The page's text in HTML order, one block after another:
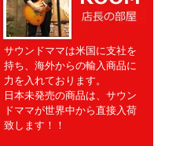
サウンドママは米国に支社を
持ち、海外からの輸入商品に
力を入れております。
日本未発売の商品は、サウン
ドママが世界中から直接入荷
致します！！